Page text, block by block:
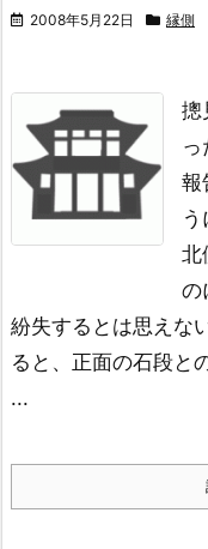
2008年5月22日 縁側
摠
っ
報
北
の
紛失するとは思えな
ると、 正面の石段と
...